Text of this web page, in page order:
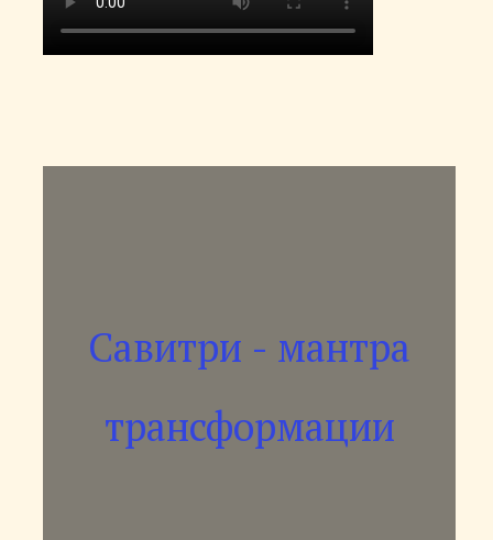
Савитри - мантра
трансформации